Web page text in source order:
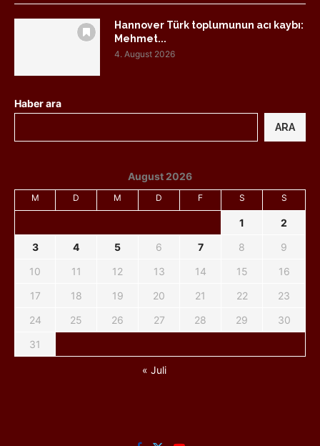
Hannover Türk toplumunun acı kaybı:
Mehmet...
4. August 2026
Haber ara
ARA
August 2026
M D M D F S S
1
2
3
4 5 6 7 8
9
10
11 12 13 14 15
16
17
18 19 20 21 22
23
24
25 26 27 28 29
30
31
« Juli